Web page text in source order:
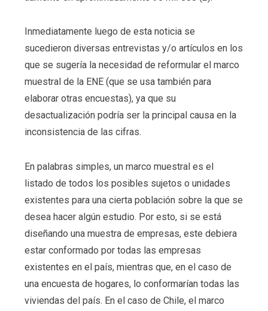
Inmediatamente luego de esta noticia se
sucedieron diversas entrevistas y/o artículos en los
que se sugería la necesidad de reformular el marco
muestral de la ENE (que se usa también para
elaborar otras encuestas), ya que su
desactualización podría ser la principal causa en la
inconsistencia de las cifras.
En palabras simples, un marco muestral es el
listado de todos los posibles sujetos o unidades
existentes para una cierta población sobre la que se
desea hacer algún estudio. Por esto, si se está
diseñando una muestra de empresas, este debiera
estar conformado por todas las empresas
existentes en el país, mientras que, en el caso de
una encuesta de hogares, lo conformarían todas las
viviendas del país. En el caso de Chile, el marco